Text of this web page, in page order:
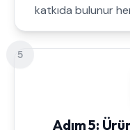
katkıda bulunur
5
Adım 5: